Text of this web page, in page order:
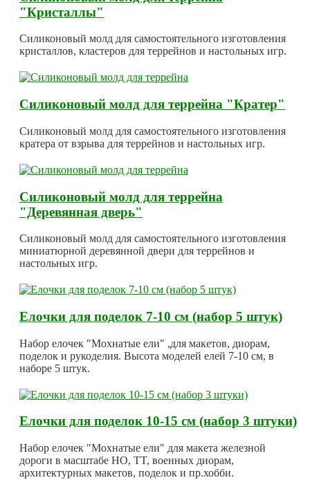
"Кристаллы"
Силиконовый молд для самостоятельного изготовления
кристаллов, кластеров для террейнов и настольных игр.
Силиконовый молд для террейна "Кратер"
Силиконовый молд для самостоятельного изготовления
кратера от взрыва для террейнов и настольных игр.
Силиконовый молд для террейна
"Деревянная дверь"
Силиконовый молд для самостоятельного изготовления
миниатюрной деревянной двери для террейнов и
настольных игр.
Елочки для поделок 7-10 см (набор 5 штук)
Набор елочек "Мохнатые ели" ,для макетов, диорам,
поделок и рукоделия. Высота моделей елей 7-10 см, в
наборе 5 штук.
Елочки для поделок 10-15 см (набор 3 штуки)
Набор елочек "Мохнатые ели" для макета железной
дороги в масштабе HO, TT, военных диорам,
архитектурных макетов, поделок и пр.хобби.